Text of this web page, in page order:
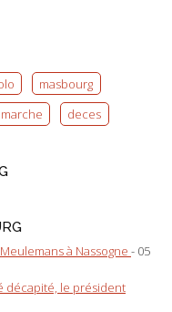
masbourg
marche deces
à Nassogne - 05
décapité, le président